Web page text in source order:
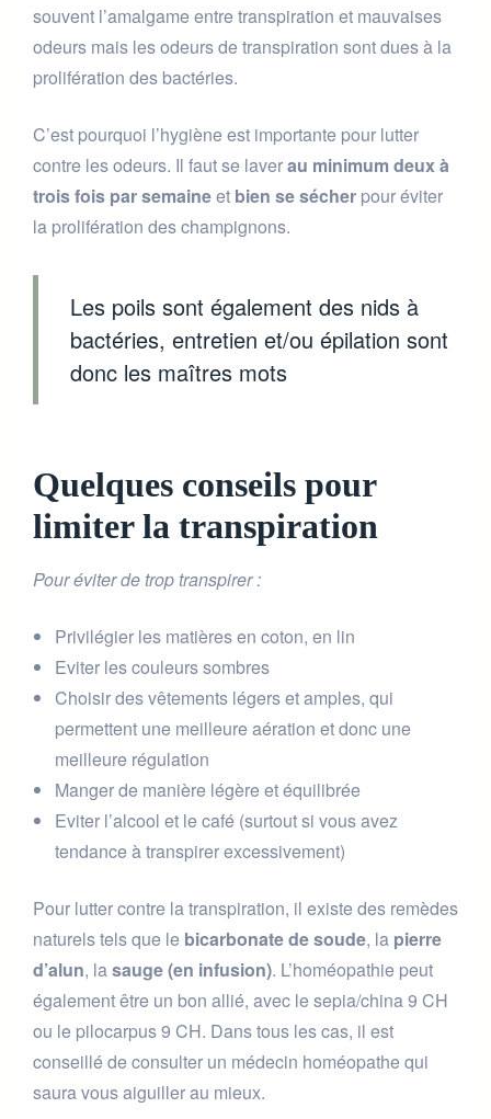
souvent l’amalgame entre transpiration et mauvaises
odeurs mais les odeurs de transpiration sont dues à la
prolifération des bactéries.
C’est pourquoi l’hygiène est importante pour lutter
contre les odeurs. Il faut se laverau minimum deux à
trois fois par semaineet bien se sécher pour éviter
la prolifération des champignons.
Les poils sont également des nids à
bactéries, entretien et/ou épilation sont
donc les maîtres mots
Quelques conseils pour
limiter la transpiration
Pour éviter de trop transpirer :
Privilégier les matières en coton, en lin
Eviter les couleurs sombres
Choisir des vêtements légers et amples, qui
permettent une meilleure aération et donc une
meilleure régulation
Manger de manière légère et équilibrée
Eviter l’alcool et le café (surtout si vous avez
tendance à transpirer excessivement)
Pour lutter contre la transpiration, il existe des remèdes
naturels tels que le bicarbonate de soude, la pierre
d’alun, lasauge (en infusion). L’homéopathie peut
également être un bon allié, avec le sepia/china 9 CH
ou le pilocarpus 9 CH. Dans tous les cas, il est
conseillé de consulter un médecin homéopathe qui
saura vous aiguiller au mieux.